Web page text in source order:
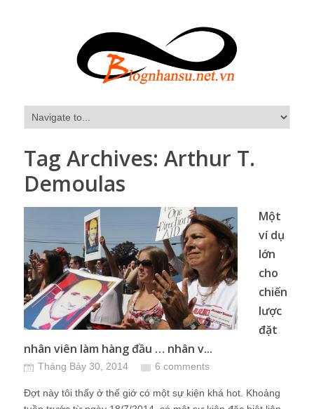
Tag Archives: Arthur T.
Demoulas
Một
ví dụ
lớn
cho
chiến
lược
đặt
nhân viên làm hàng đầu … nhân v...
Tháng Bảy 30, 2014 6 comments
Đợt này tôi thấy ở thế giớ có một sự kiện khá hot. Khoảng